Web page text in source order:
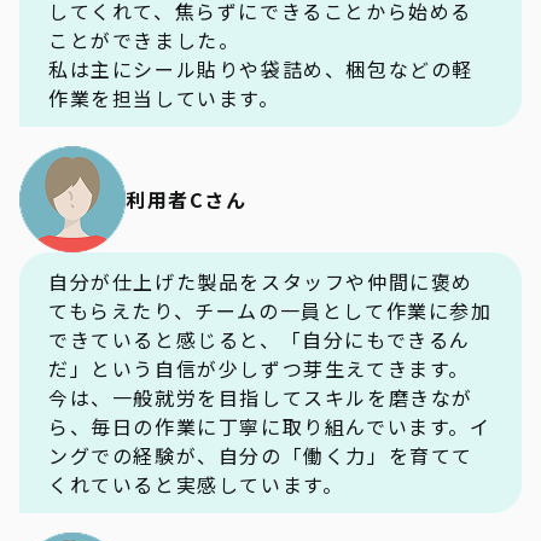
してくれて、焦らずにできることから始める
ことができました。
私は主にシール貼りや袋詰め、梱包などの軽
作業を担当しています。
利用者Cさん
自分が仕上げた製品をスタッフや仲間に褒め
てもらえたり、チームの一員として作業に参加
できていると感じると、「自分にもできるん
だ」という自信が少しずつ芽生えてきます。
今は、一般就労を目指してスキルを磨きなが
ら、毎日の作業に丁寧に取り組んでいます。イ
ングでの経験が、自分の「働く力」を育てて
くれていると実感しています。